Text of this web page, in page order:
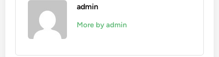
admin
More by admin